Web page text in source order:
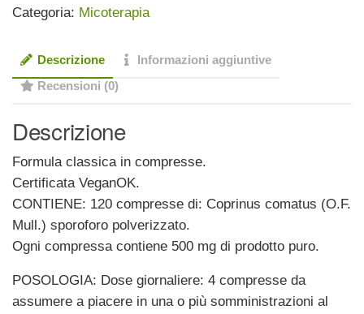
quantità
Categoria: Micoterapia
Descrizione
Informazioni aggiuntive
Recensioni (0)
Descrizione
Formula classica in compresse.
Certificata VeganOK.
CONTIENE: 120 compresse di: Coprinus comatus (O.F.
Mull.) sporoforo polverizzato.
Ogni compressa contiene 500 mg di prodotto puro.
POSOLOGIA: Dose giornaliere: 4 compresse da
assumere a piacere in una o più somministrazioni al